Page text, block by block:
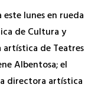
lunes en rueda
de Cultura y
de Teatres
Albentosa; el
directora artística